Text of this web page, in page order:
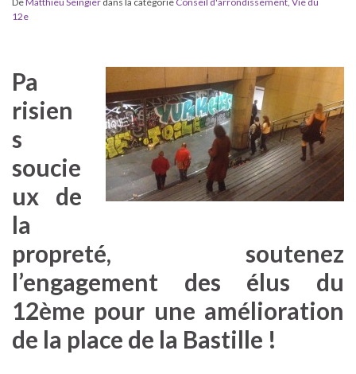
12e
Pa
risien
s
soucie
ux de
la
propreté, soutenez
l’engagement des élus du
12ème pour une amélioration
de la place de la Bastille !